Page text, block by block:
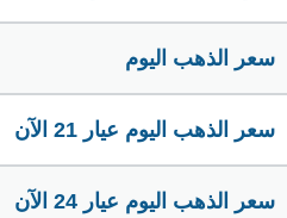
سعر الذهب اليوم
سعر الذهب اليوم عيار 21 الآن
سعر الذهب اليوم عيار 24 الآن